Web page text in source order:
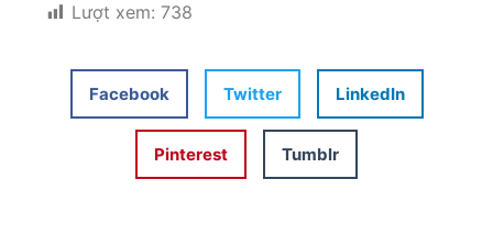
Lượt xem: 738
Facebook Twitter LinkedIn
Pinterest Tumblr